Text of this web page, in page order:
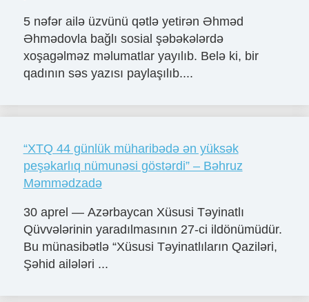
5 nəfər ailə üzvünü qətlə yetirən Əhməd
Əhmədovla bağlı sosial şəbəkələrdə
xoşagəlməz məlumatlar yayılıb. Belə ki, bir
qadının səs yazısı paylaşılıb....
“XTQ 44 günlük müharibədə ən yüksək
peşəkarlıq nümunəsi göstərdi” – Bəhruz
Məmmədzadə
30 aprel — Azərbaycan Xüsusi Təyinatlı
Qüvvələrinin yaradılmasının 27-ci ildönümüdür.
Bu münasibətlə “Xüsusi Təyinatlıların Qaziləri,
Şəhid ailələri ...